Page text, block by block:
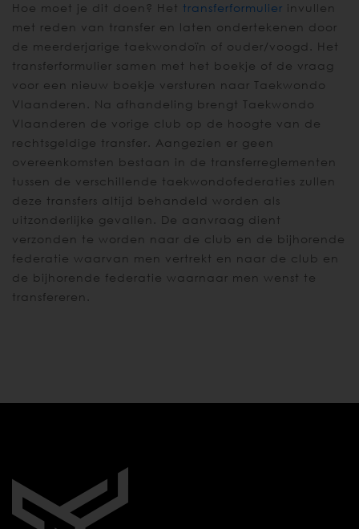
Hoe moet je dit doen? Het transferformulier invullen
met reden van transfer en laten ondertekenen door
de meerderjarige taekwondoïn of ouder/voogd. Het
transferformulier samen met het boekje of de vraag
voor een nieuw boekje versturen naar Taekwondo
Vlaanderen. Na afhandeling brengt Taekwondo
Vlaanderen de vorige club op de hoogte van de
rechtsgeldige transfer. Aangezien er geen
overeenkomsten bestaan in de transferreglementen
tussen de verschillende taekwondofederaties zullen
deze transfers altijd behandeld worden als
uitzonderlijke gevallen. De aanvraag dient
verzonden te worden naar de club en de bijhorende
federatie waarvan men vertrekt en naar de club en
de bijhorende federatie waarnaar men wenst te
transfereren.